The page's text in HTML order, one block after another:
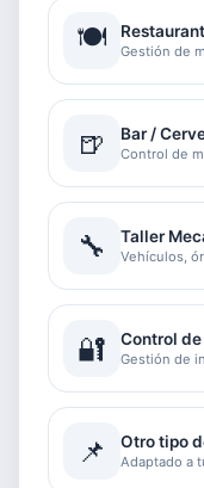
🍽️ Gestión de
🍺 Bar /
Control de
🔧 Taller
Vehículos,
🔐 Control
Gestión de
📌 Otro tipo
Adaptado a